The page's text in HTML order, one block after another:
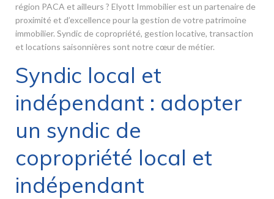
région PACA et ailleurs ? Elyott Immobilier est un partenaire de
proximité et d’excellence pour la gestion de votre patrimoine
immobilier. Syndic de copropriété, gestion locative, transaction
et locations saisonnières sont notre cœur de métier.
Syndic local et
indépendant : adopter
un syndic de
copropriété local et
indépendant